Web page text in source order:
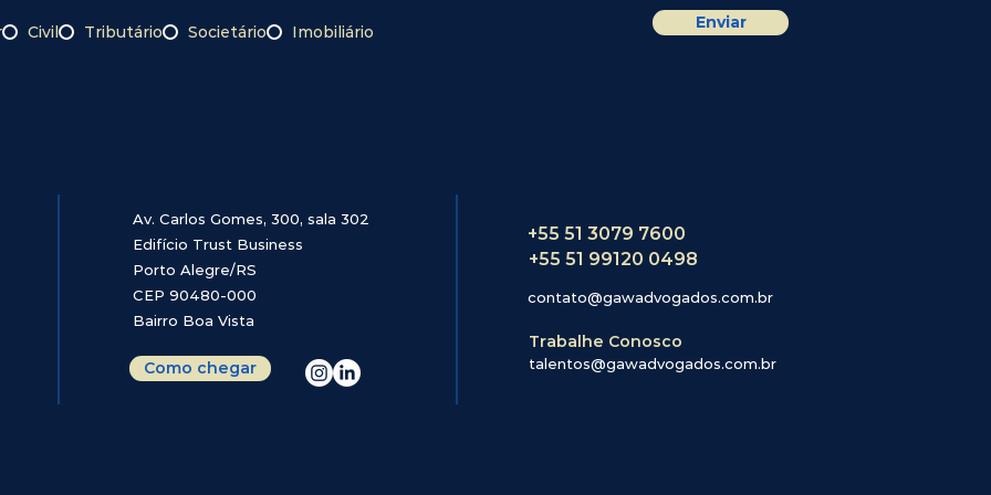
Latin
do STJ | Controle judicial
sobre indícios de
Civil Tributário Societário Imobiliário Enviar
Av. Carlos Gomes, 300, sala 302
Edifício Trust Business
Porto Alegre/RS
CEP 90480-000
Bairro Boa Vista
Como chegar
+55 51 3079 7600
contato@gawadvogados.com.br
Trabalhe Conosco
talentos@gawadvogados.com.br
+55 51 99120 0498